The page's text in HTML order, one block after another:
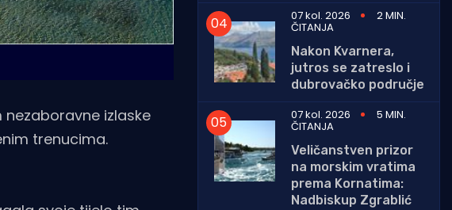
izlaske
trenucima.
07 kol. 2026
2 MIN.
ČITANJA
Nakon Kvarnera,
jutros se zatreslo i
dubrovačko područje
07 kol. 2026
5 MIN.
ČITANJA
Veličanstven prizor
na morskim vratima
prema Kornatima:
Nadbiskup Zgrablić